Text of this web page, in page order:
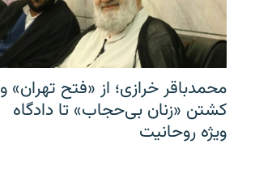
محمدباقر خرازی؛ از «فتح تهران» و
کشتن «زنان بی‌حجاب» تا دادگاه
ویژه روحانیت